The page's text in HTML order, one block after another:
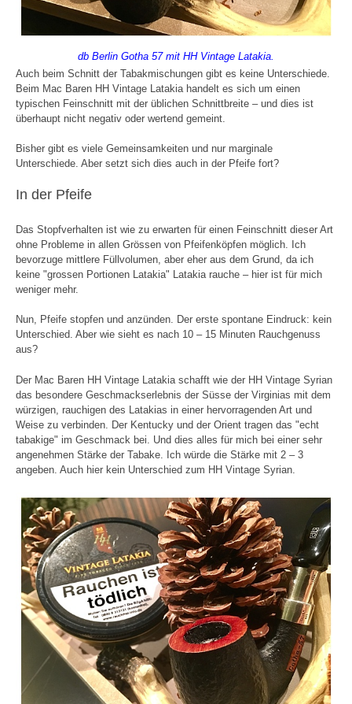
db Berlin Gotha 57 mit HH Vintage Latakia.
Auch beim Schnitt der Tabakmischungen gibt es keine Unterschiede.
Beim Mac Baren HH Vintage Latakia handelt es sich um einen
typischen Feinschnitt mit der üblichen Schnittbreite – und dies ist
überhaupt nicht negativ oder wertend gemeint.
Bisher gibt es viele Gemeinsamkeiten und nur marginale
Unterschiede. Aber setzt sich dies auch in der Pfeife fort?
In der Pfeife
Das Stopfverhalten ist wie zu erwarten für einen Feinschnitt dieser Art
ohne Probleme in allen Grössen von Pfeifenköpfen möglich. Ich
bevorzuge mittlere Füllvolumen, aber eher aus dem Grund, da ich
keine "grossen Portionen Latakia" Latakia rauche – hier ist für mich
weniger mehr.
Nun, Pfeife stopfen und anzünden. Der erste spontane Eindruck: kein
Unterschied. Aber wie sieht es nach 10 – 15 Minuten Rauchgenuss
aus?
Der Mac Baren HH Vintage Latakia schafft wie der HH Vintage Syrian
das besondere Geschmackserlebnis der Süsse der Virginias mit dem
würzigen, rauchigen des Latakias in einer hervorragenden Art und
Weise zu verbinden. Der Kentucky und der Orient tragen das "echt
tabakige" im Geschmack bei. Und dies alles für mich bei einer sehr
angenehmen Stärke der Tabake. Ich würde die Stärke mit 2 – 3
angeben. Auch hier kein Unterschied zum HH Vintage Syrian.